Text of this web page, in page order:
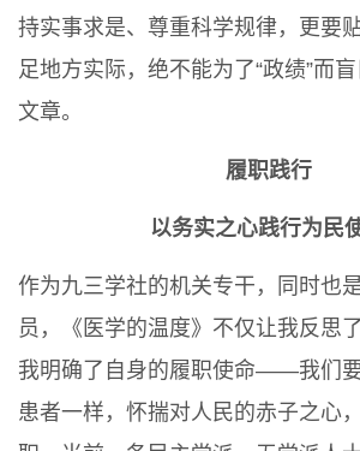
持实事求是、尊重科学规律，更要
足地方实际，绝不能为了“政绩”而
文章。
履职践行
以务实之心践行为民
作为九三学社的机关专干，同时也
员，《医学的温度》不仅让我反思
我明确了自身的履职使命——我们
患者一样，怀揣对人民的赤子之心